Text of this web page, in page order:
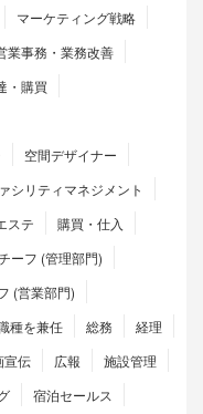
マーケティング戦略
業事務・業務改善
・購買
空間デザイナー
シリティマネジメント
ステ
購買・仕入
ーフ (管理部門)
(営業部門)
種を兼任 総務
経理
宣伝 広報
施設管理
宿泊セールス